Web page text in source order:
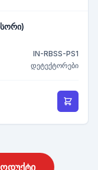
IN-RBSS-PS1
დეტექტორები